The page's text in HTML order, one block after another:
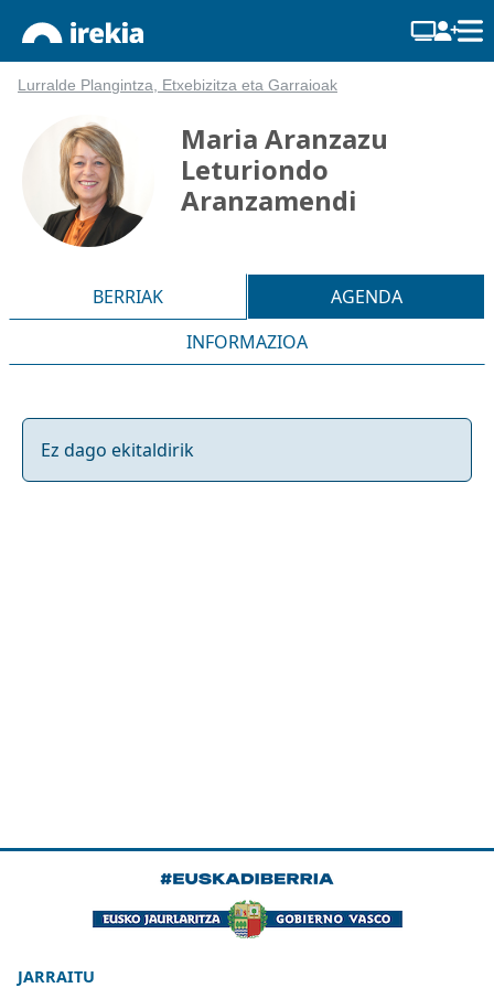
Lurralde Plangintza, Etxebizitza eta Garraioak
Maria Aranzazu
Leturiondo
Aranzamendi
BERRIAK
AGENDA
INFORMAZIOA
Ez dago ekitaldirik
JARRAITU